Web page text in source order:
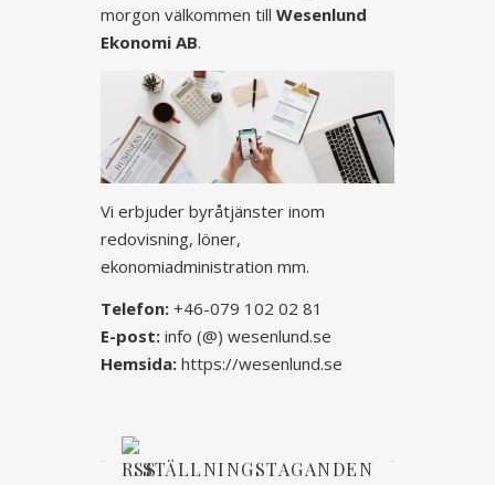
morgon välkommen tillWesenlund
Ekonomi AB.
Vi erbjuder byråtjänster inom
redovisning, löner,
ekonomiadministration mm.
Telefon: +46-079 102 02 81
E-post: info (@) wesenlund.se
Hemsida: https://wesenlund.se
STÄLLNINGSTAGANDEN